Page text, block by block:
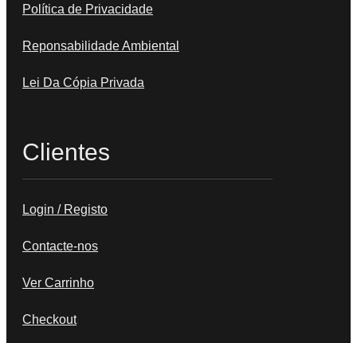
Política de Privacidade
Reponsabilidade Ambiental
Lei Da Cópia Privada
Clientes
Login / Registo
Contacte-nos
Ver Carrinho
Checkout